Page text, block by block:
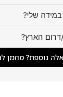
דרום הארץ?
נוספת? מוזמן